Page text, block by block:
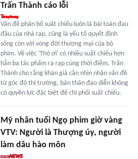
Trấn Thành cáo lỗi
Vấn đề phân bổ suất chiếu luôn là bài toán đau
đầu của nhà rạp, cũng là yếu tố quyết định
sống còn với vòng đời thương mại của bộ
phim. Về việc 'Thỏ ơi' có nhiều suất chiếu hơn
hẳn ba tác phẩm ra rạp cùng thời điểm, Trấn
Thành cho rằng khán giả cần nhìn nhận vấn đề
từ góc độ thị trường, bản thân đạo diễn không
có quyền lực đặc biệt để chi phối suất chiếu.
Mỹ nhân tuổi Ngọ phim giờ vàng
VTV: Người là Thượng úy, người
làm dâu hào môn